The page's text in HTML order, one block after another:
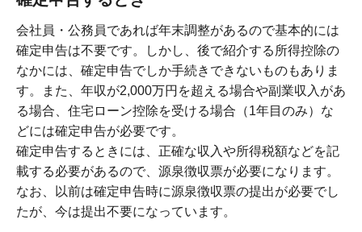
会社員・公務員であれば年末調整があるので基本的には
確定申告は不要です。しかし、後で紹介する所得控除の
なかには、確定申告でしか手続きできないものもありま
す。また、年収が2,000万円を超える場合や副業収入があ
る場合、住宅ローン控除を受ける場合（1年目のみ）な
どには確定申告が必要です。
確定申告するときには、正確な収入や所得税額などを記
載する必要があるので、源泉徴収票が必要になります。
なお、以前は確定申告時に源泉徴収票の提出が必要でし
たが、今は提出不要になっています。